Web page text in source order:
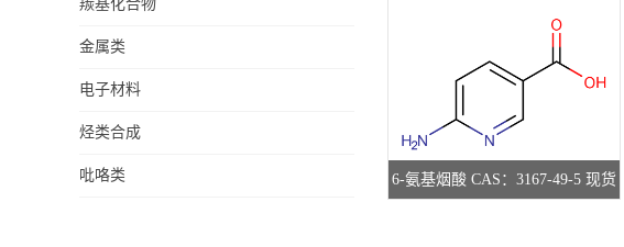
羰基化合物
金属类
电子材料
烃类合成
吡咯类 6-氨基烟酸 CAS：3167-49-5 现货